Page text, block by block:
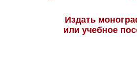
Издать
или учебное